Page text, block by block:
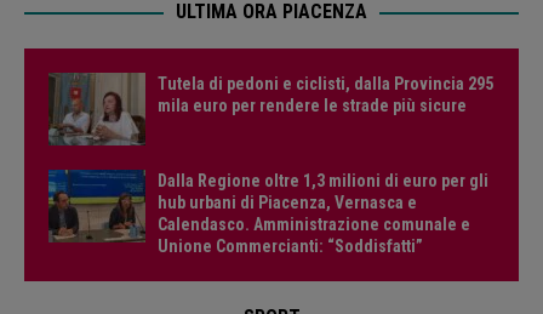
ULTIMA ORA PIACENZA
Tutela di pedoni e ciclisti, dalla Provincia 295
mila euro per rendere le strade più sicure
Dalla Regione oltre 1,3 milioni di euro per gli
hub urbani di Piacenza, Vernasca e
Calendasco. Amministrazione comunale e
Unione Commercianti: “Soddisfatti”